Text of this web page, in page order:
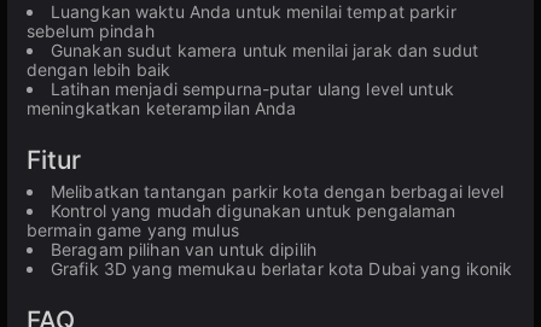
Luangkan waktu Anda untuk menilai tempat parkir
sebelum pindah
Gunakan sudut kamera untuk menilai jarak dan sudut
dengan lebih baik
Latihan menjadi sempurna-putar ulang level untuk
meningkatkan keterampilan Anda
Fitur
Melibatkan tantangan parkir kota dengan berbagai level
Kontrol yang mudah digunakan untuk pengalaman
bermain game yang mulus
Beragam pilihan van untuk dipilih
Grafik 3D yang memukau berlatar kota Dubai yang ikonik
FAQ